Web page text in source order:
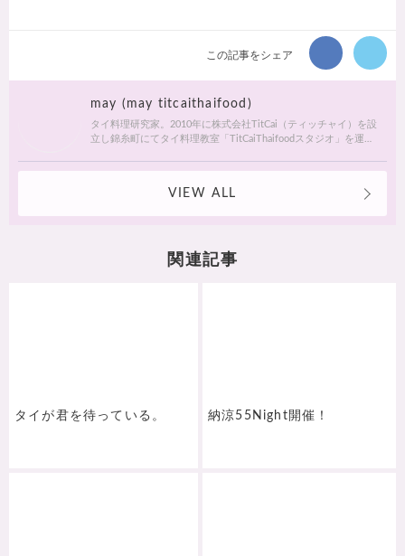
この記事をシェア
may (may titcaithaifood)
タイ料理研究家。2010年に株式会社TitCai（ティッチャイ）を設
立し錦糸町にてタイ料理教室「TitCaiThaifoodスタジオ」を運
ーの主催など「タイ」に関わるあらゆることに積極的に活動を
VIEW ALL
関連記事
タイが君を待っている。 納涼55Night開催！